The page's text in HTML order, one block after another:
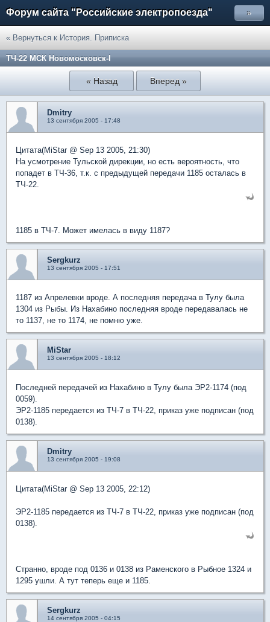
Форум сайта "Российские электропоезда" »
« Вернуться к История. Приписка
ТЧ-22 МСК Новомосковск-I
« Назад Вперед »
Dmitry
13 сентября 2005 - 17:48
Цитата(MiStar @ Sep 13 2005, 21:30)
На усмотрение Тульской дирекции, но есть вероятность, что
попадет в ТЧ-36, т.к. с предыдущей передачи 1185 осталась в
ТЧ-22.
1185 в ТЧ-7. Может имелась в виду 1187?
Sergkurz
13 сентября 2005 - 17:51
1187 из Апрелевки вроде. А последняя передача в Тулу была
1304 из Рыбы. Из Нахабино последняя вроде передавалась не
то 1137, не то 1174, не помню уже.
MiStar
13 сентября 2005 - 18:12
Последней передачей из Нахабино в Тулу была ЭР2-1174 (под
0059).
ЭР2-1185 передается из ТЧ-7 в ТЧ-22, приказ уже подписан (под
0138).
Dmitry
13 сентября 2005 - 19:08
Цитата(MiStar @ Sep 13 2005, 22:12)
ЭР2-1185 передается из ТЧ-7 в ТЧ-22, приказ уже подписан (под
0138).
Странно, вроде под 0136 и 0138 из Раменского в Рыбное 1324 и
1295 ушли. А тут теперь еще и 1185.
Sergkurz
14 сентября 2005 - 04:15